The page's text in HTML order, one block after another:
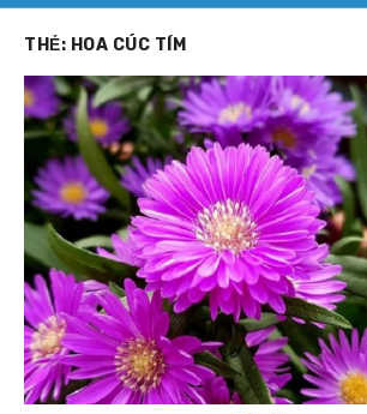
THẺ: HOA CÚC TÍM